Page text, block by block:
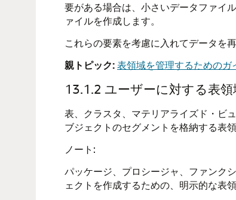
要がある場合は、小さいデータファイ
ァイルを作成します。
これらの要素を考慮に入れてデータを
親トピック:表領域を管理するためのガ
13.1.2 ユーザーに対する表
表、クラスタ、マテリアライズド・ビ
ブジェクトのセグメントを格納する表
ノート:
パッケージ、プロシージャ、ファンク
ェクトを作成するための、明示的な表